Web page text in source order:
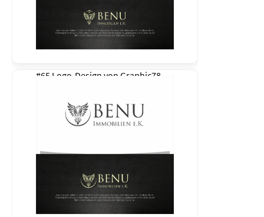
#65 Logo-Design von Graphic78